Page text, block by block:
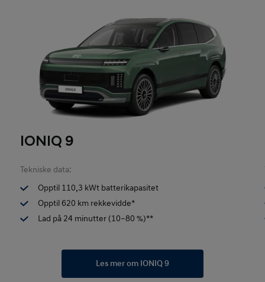
IONIQ 9
Tekniske data:
Opptil 110,3 kWt batterikapasitet
Opptil 620 km rekkevidde*
Lad på 24 minutter (10–80 %)**
Les mer om IONIQ 9